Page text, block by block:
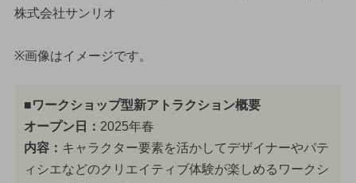
株式会社サンリオ
※画像はイメージです。
■ワークショップ型新アトラクション概要
オープン日： 2025年春
内容： キャラクター要素を活かしてデザイナーやパテ
ィシエなどのクリエイティブ体験が楽しめるワークシ